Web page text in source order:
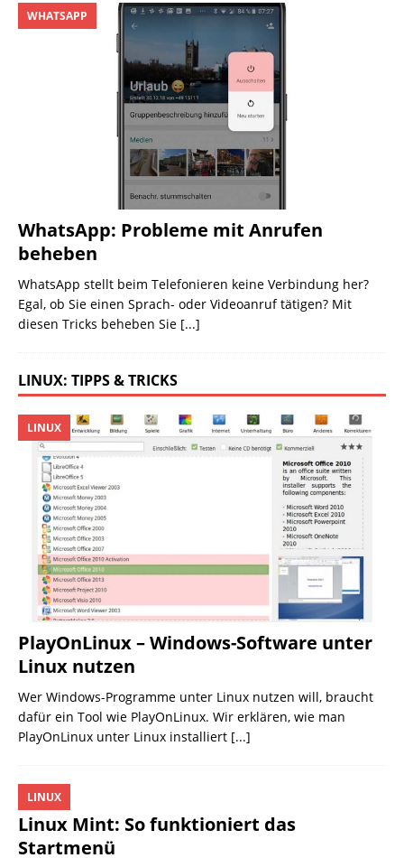
WhatsApp: Probleme mit Anrufen
beheben
WHATSAPP
WhatsApp stellt beim Telefonieren keine Verbindung her?
Egal, ob Sie einen Sprach- oder Videoanruf tätigen? Mit
diesen Tricks beheben Sie [...]
LINUX: TIPPS & TRICKS
PlayOnLinux – Windows-Software unter
Linux nutzen
LINUX
Wer Windows-Programme unter Linux nutzen will, braucht
dafür ein Tool wie PlayOnLinux. Wir erklären, wie man
PlayOnLinux unter Linux installiert [...]
Linux Mint: So funktioniert das
Startmenü
LINUX